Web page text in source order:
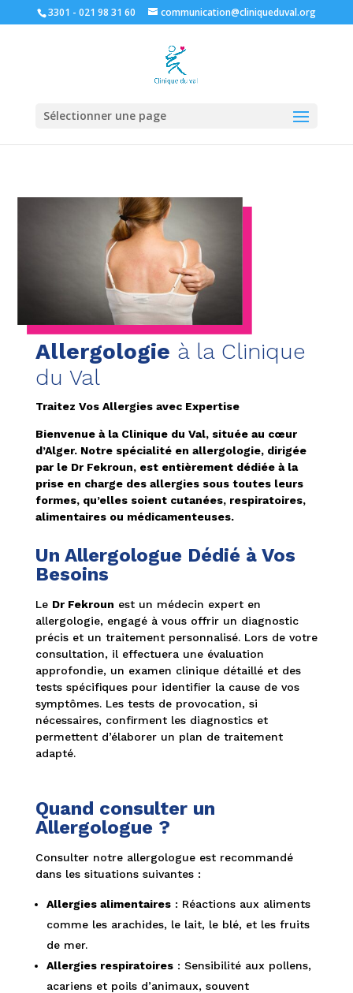
3301 - 021 98 31 60 communication@cliniqueduval.org
Sélectionner une page
Allergologie à la Clinique
du Val
Traitez Vos Allergies avec Expertise
Bienvenue à la Clinique du Val, située au cœur
d’Alger. Notre spécialité en allergologie, dirigée
par le Dr Fekroun, est entièrement dédiée à la
prise en charge des allergies sous toutes leurs
formes, qu’elles soient cutanées, respiratoires,
alimentaires ou médicamenteuses.
Un Allergologue Dédié à Vos
Besoins
Le Dr Fekroun est un médecin expert en
allergologie, engagé à vous offrir un diagnostic
précis et un traitement personnalisé. Lors de votre
consultation, il effectuera une évaluation
approfondie, un examen clinique détaillé et des
tests spécifiques pour identifier la cause de vos
symptômes. Les tests de provocation, si
nécessaires, confirment les diagnostics et
permettent d’élaborer un plan de traitement
adapté.
Quand consulter un
Allergologue ?
Consulter notre allergologue est recommandé
dans les situations suivantes :
Allergies alimentaires: Réactions aux aliments
comme les arachides, le lait, le blé, et les fruits
de mer.
Allergies respiratoires: Sensibilité aux pollens,
acariens et poils d’animaux, souvent